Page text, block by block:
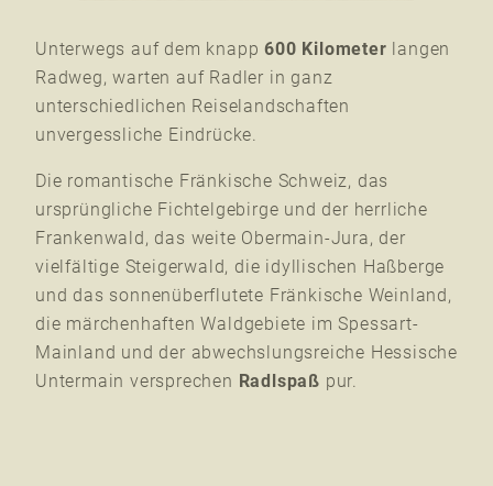
Unterwegs auf dem knapp600 Kilometer langen
Radweg, warten auf Radler in ganz
unterschiedlichen Reiselandschaften
unvergessliche Eindrücke.
Die romantische Fränkische Schweiz, das
ursprüngliche Fichtelgebirge und der herrliche
Frankenwald, das weite Obermain-Jura, der
vielfältige Steigerwald, die idyllischen Haßberge
und das sonnenüberflutete Fränkische Weinland,
die märchenhaften Waldgebiete im Spessart-
Mainland und der abwechslungsreiche Hessische
Untermain versprechen Radlspaß pur.